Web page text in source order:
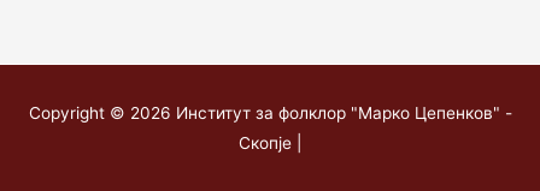
Copyright © 2026 Институт за фолклор "Марко Цепенков" -
Скопје